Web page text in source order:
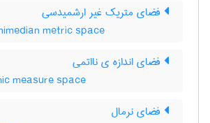
فضای متریک غیر ارشمیدسی
metric space
فضای اندازه ی نااتمی
measure space
فضای نرمال